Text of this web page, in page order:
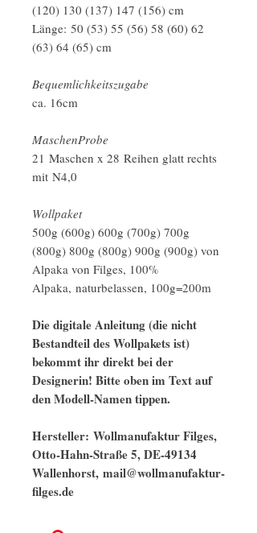
(120) 130 (137) 147 (156) cm
Länge: 50 (53) 55 (56) 58 (60) 62
(63) 64 (65) cm
Bequemlichkeitszugabe
ca. 16cm
MaschenProbe
21 Maschen x 28 Reihen glatt rechts
mit N4,0
Wollpaket
500g (600g) 600g (700g) 700g
(800g) 800g (800g) 900g (900g) von
Alpaka von Filges, 100%
Alpaka, naturbelassen, 100g=200m
Die digitale Anleitung (die nicht
Bestandteil des Wollpakets ist)
bekommt ihr direkt bei der
Designerin! Bitte oben im Text auf
den Modell-Namen tippen.
Hersteller: Wollmanufaktur Filges,
Otto-Hahn-Straße 5, DE-49134
Wallenhorst, mail@wollmanufaktur-
filges.de